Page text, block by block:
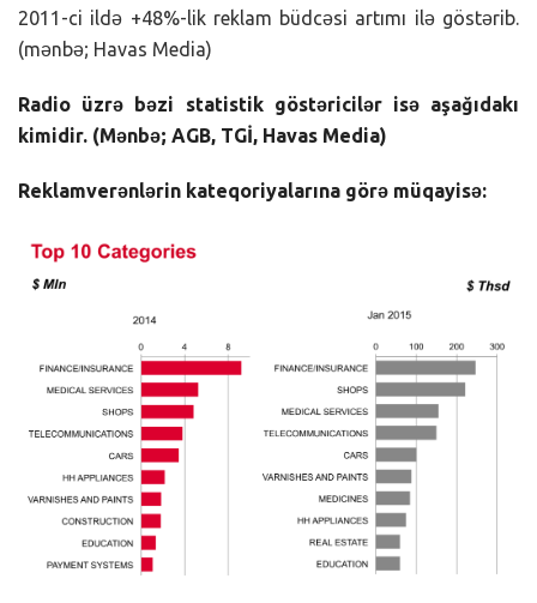
2011-ci ildə +48%-lik reklam büdcəsi artımı ilə göstərib.
(mənbə; Havas Media)
Radio üzrə bəzi statistik göstəricilər isə aşağıdakı
kimidir. (Mənbə; AGB, TGİ, Havas Media)
Reklamverənlərin kateqoriyalarına görə müqayisə: